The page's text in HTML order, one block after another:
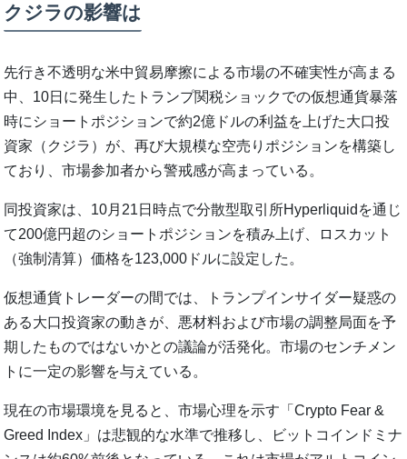
クジラの影響は
先行き不透明な米中貿易摩擦による市場の不確実性が高まる
中、10日に発生したトランプ関税ショックでの仮想通貨暴落
時にショートポジションで約2億ドルの利益を上げた大口投
資家（クジラ）が、再び大規模な空売りポジションを構築し
ており、市場参加者から警戒感が高まっている。
同投資家は、10月21日時点で分散型取引所Hyperliquidを通じ
て200億円超のショートポジションを積み上げ、ロスカット
（強制清算）価格を123,000ドルに設定した。
仮想通貨トレーダーの間では、トランプインサイダー疑惑の
ある大口投資家の動きが、悪材料および市場の調整局面を予
期したものではないかとの議論が活発化。市場のセンチメン
トに一定の影響を与えている。
現在の市場環境を見ると、市場心理を示す「Crypto Fear &
Greed Index」は悲観的な水準で推移し、ビットコインドミナ